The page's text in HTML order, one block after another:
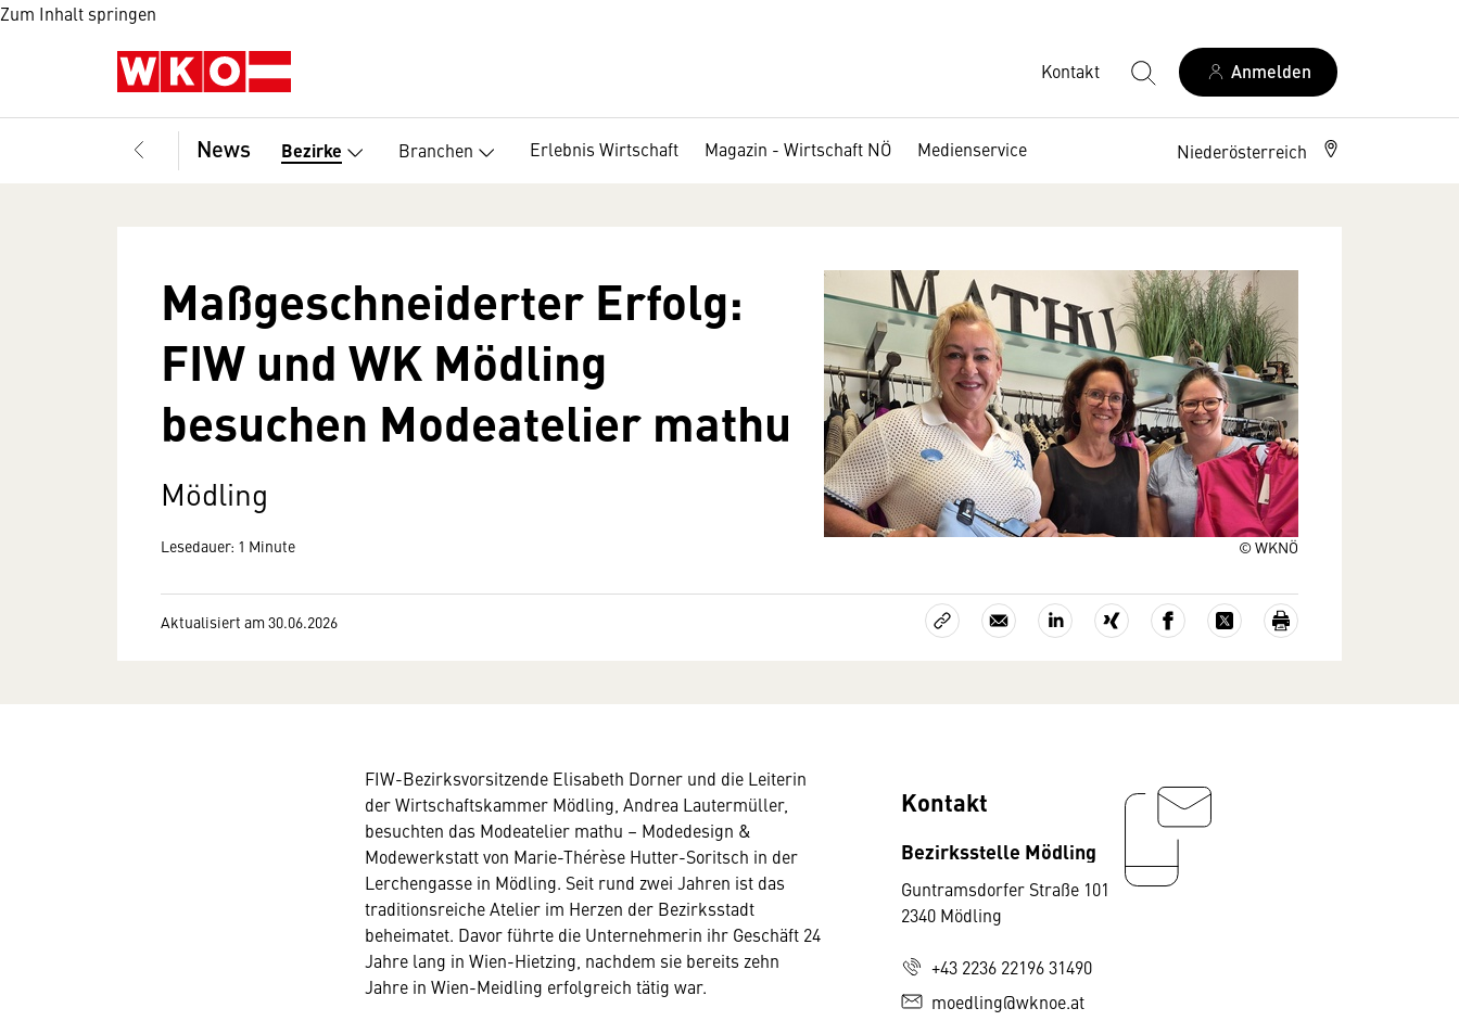
Zum Inhalt springen
Kontakt Anmelden
News Bezirke Branchen Erlebnis Wirtschaft Magazin - Wirtschaft NÖ Medienservice Niederösterreich
© WKNÖ
Maßgeschneiderter Erfolg:
FIW und WK Mödling
besuchen Modeatelier mathu
Mödling
Lesedauer: 1 Minute
Aktualisiert am 30.06.2026
Kontakt
Bezirksstelle Mödling
Guntramsdorfer Straße 101
2340 Mödling
+43 2236 22196 31490
moedling@wknoe.at
FIW-Bezirksvorsitzende Elisabeth Dorner und die Leiterin
der Wirtschaftskammer Mödling, Andrea Lautermüller,
besuchten das Modeatelier mathu – Modedesign &
Modewerkstatt von Marie-Thérèse Hutter-Soritsch in der
Lerchengasse in Mödling. Seit rund zwei Jahren ist das
traditionsreiche Atelier im Herzen der Bezirksstadt
beheimatet. Davor führte die Unternehmerin ihr Geschäft 24
Jahre lang in Wien-Hietzing, nachdem sie bereits zehn
Jahre in Wien-Meidling erfolgreich tätig war.